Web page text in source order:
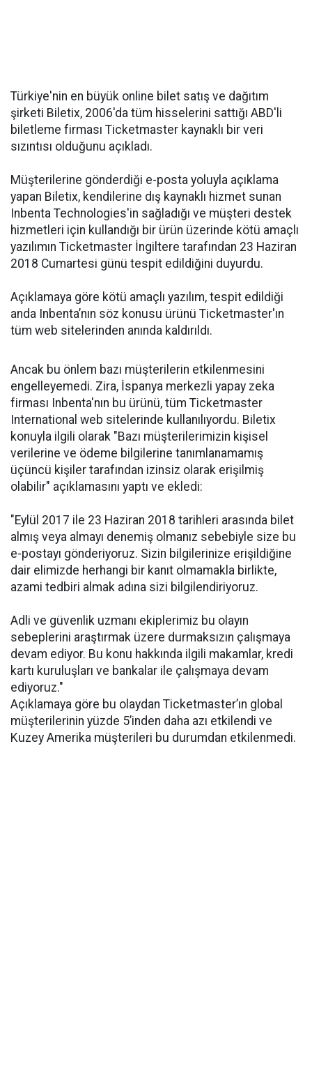
Türkiye'nin en büyük online bilet satış ve dağıtım
şirketi Biletix, 2006'da tüm hisselerini sattığı ABD'li
biletleme firması Ticketmaster kaynaklı bir veri
sızıntısı olduğunu açıkladı.
Müşterilerine gönderdiği e-posta yoluyla açıklama
yapan Biletix, kendilerine dış kaynaklı hizmet sunan
Inbenta Technologies'in sağladığı ve müşteri destek
hizmetleri için kullandığı bir ürün üzerinde kötü amaçlı
yazılımın Ticketmaster İngiltere tarafından 23 Haziran
2018 Cumartesi günü tespit edildiğini duyurdu.
Açıklamaya göre kötü amaçlı yazılım, tespit edildiği
anda Inbenta’nın söz konusu ürünü Ticketmaster'ın
tüm web sitelerinden anında kaldırıldı.
Ancak bu önlem bazı müşterilerin etkilenmesini
engelleyemedi. Zira, İspanya merkezli yapay zeka
firması Inbenta'nın bu ürünü, tüm Ticketmaster
International web sitelerinde kullanılıyordu. Biletix
konuyla ilgili olarak "Bazı müşterilerimizin kişisel
verilerine ve ödeme bilgilerine tanımlanamamış
üçüncü kişiler tarafından izinsiz olarak erişilmiş
olabilir" açıklamasını yaptı ve ekledi:
"Eylül 2017 ile 23 Haziran 2018 tarihleri arasında bilet
almış veya almayı denemiş olmanız sebebiyle size bu
e-postayı gönderiyoruz. Sizin bilgilerinize erişildiğine
dair elimizde herhangi bir kanıt olmamakla birlikte,
azami tedbiri almak adına sizi bilgilendiriyoruz.
Adli ve güvenlik uzmanı ekiplerimiz bu olayın
sebeplerini araştırmak üzere durmaksızın çalışmaya
devam ediyor. Bu konu hakkında ilgili makamlar, kredi
kartı kuruluşları ve bankalar ile çalışmaya devam
ediyoruz."
Açıklamaya göre bu olaydan Ticketmaster’ın global
müşterilerinin yüzde 5’inden daha azı etkilendi ve
Kuzey Amerika müşterileri bu durumdan etkilenmedi.